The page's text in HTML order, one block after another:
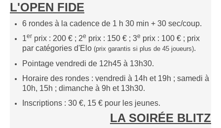
Saison 2017-2018
Saison 2016-2017
Saison 2015-2016
Saison 2014-2015
Saison 2013-2014
L'OPEN FIDE
6 rondes à la cadence de 1 h 30 min + 30 sec/coup.
1er prix : 200 € ; 2e prix : 150 € ; 3e prix : 100 € ; prix
par catégories d'Elo (prix garantis si plus de 45 joueurs).
Pointage vendredi de 12h45 à 13h30.
Horaire des rondes : vendredi à 14h et 19h ; samedi à
10h, 15h ; dimanche à 9h et 13h30.
Inscriptions : 30 €, 15 € pour les jeunes.
LA SOIRÉE BLITZ